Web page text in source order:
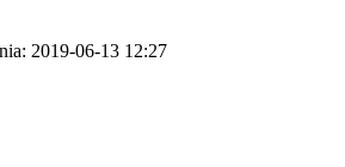
2019-06-13 12:27